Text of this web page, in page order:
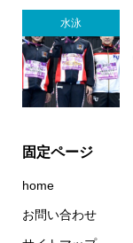
水泳
固定ページ
home
お問い合わせ